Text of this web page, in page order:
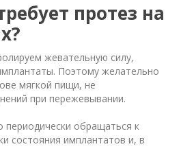
протез на
жевательную силу,
Поэтому желательно
мягкой пищи, не
при пережевывании.
обращаться к
состояния имплантатов и, в